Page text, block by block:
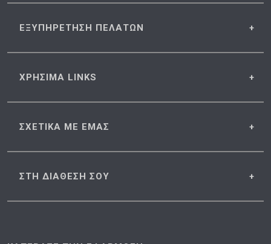
ΕΞΥΠΗΡΕΤΗΣΗ ΠΕΛΑΤΩΝ
ΧΡΗΣΙΜΑ LINKS
ΣΧΕΤΙΚΑ ΜΕ ΕΜΑΣ
ΣΤΗ ΔΙΑΘΕΣΗ ΣΟΥ